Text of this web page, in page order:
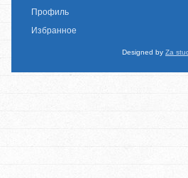
Профиль
Избранное
Designed by Za